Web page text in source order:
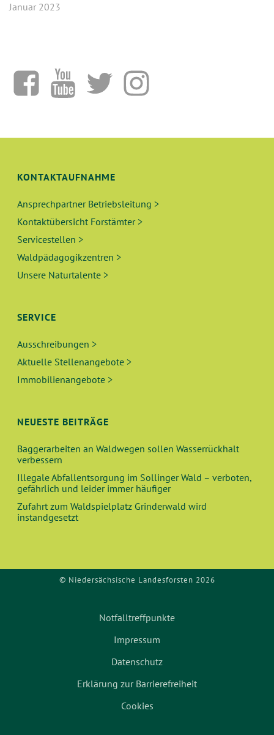
Januar 2023
KONTAKTAUFNAHME
Ansprechpartner Betriebsleitung >
Kontaktübersicht Forstämter >
Servicestellen >
Waldpädagogikzentren >
Unsere Naturtalente >
SERVICE
Ausschreibungen >
Aktuelle Stellenangebote >
Immobilienangebote >
NEUESTE BEITRÄGE
Baggerarbeiten an Waldwegen sollen Wasserrückhalt
verbessern
Illegale Abfallentsorgung im Sollinger Wald – verboten,
gefährlich und leider immer häufiger
Zufahrt zum Waldspielplatz Grinderwald wird
instandgesetzt
© Niedersächsische Landesforsten 2026
Notfalltreffpunkte
Impressum
Datenschutz
Erklärung zur Barrierefreiheit
Cookies